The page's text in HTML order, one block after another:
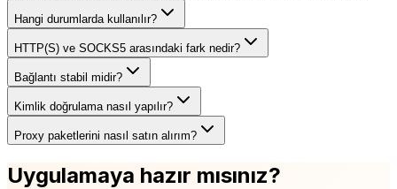
Hangi durumlarda kullanılır?
HTTP(S) ve SOCKS5 arasındaki fark nedir?
Bağlantı stabil midir?
Kimlik doğrulama nasıl yapılır?
Proxy paketlerini nasıl satın alırım?
Uygulamaya hazır mısınız?